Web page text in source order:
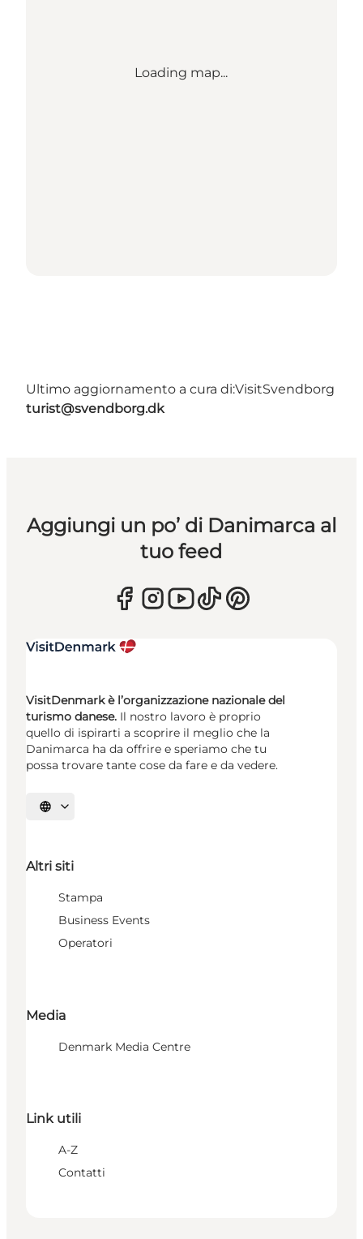
Loading map...
Ultimo aggiornamento a cura di:VisitSvendborg
turist@svendborg.dk
Aggiungi un po’ di Danimarca al
tuo feed
VisitDenmark è l’organizzazione nazionale del
turismo danese. Il nostro lavoro è proprio
quello di ispirarti a scoprire il meglio che la
Danimarca ha da offrire e speriamo che tu
possa trovare tante cose da fare e da vedere.
Seleziona la lingua
Altri siti
Stampa
Business Events
Operatori
Media
Denmark Media Centre
Link utili
A-Z
Contatti